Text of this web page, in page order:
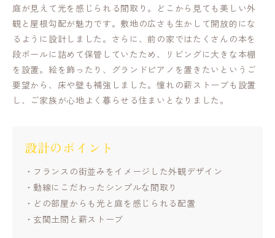
庭が見えて光を感じられる間取り。どこから見ても美しい外
観と屋根勾配が魅力です。敷地の広さも生かして開放的にな
るように設計しました。さらに、前の家ではたくさんの本を
段ボールに詰めて保管していたため、リビングに大きな本棚
を設置。絵を飾ったり、グランドピアノを置きたいというご
要望から、床や壁も補強しました。憧れの薪ストーブも設置
し、ご家族が心地よく暮らせる住まいとなりました。
設計のポイント
フランスの街並みをイメージした外観デザイン
動線にこだわったシンプルな間取り
どの部屋からも光と庭を感じられる配置
玄関土間と薪ストーブ